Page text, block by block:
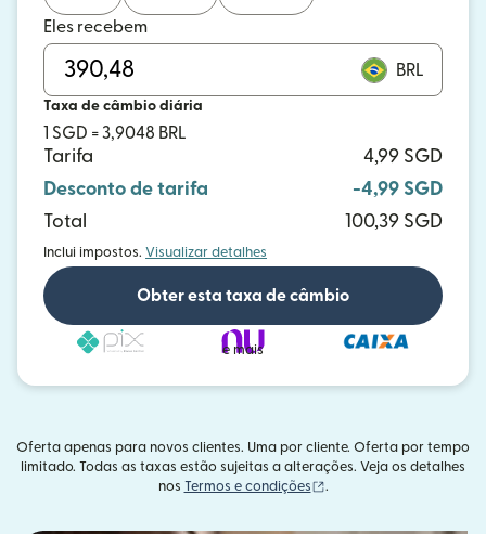
Eles recebem
BRL
Taxa de câmbio diária
1 SGD = 3,9048 BRL
Tarifa
4,99 SGD
Desconto de tarifa
-4,99 SGD
Total
100,39 SGD
Inclui impostos. Visualizar detalhes
Obter esta taxa de câmbio
e mais
Oferta apenas para novos clientes. Uma por cliente. Oferta por tempo
limitado. Todas as taxas estão sujeitas a alterações. Veja os detalhes
nos Termos e condições (abre em uma nova
.